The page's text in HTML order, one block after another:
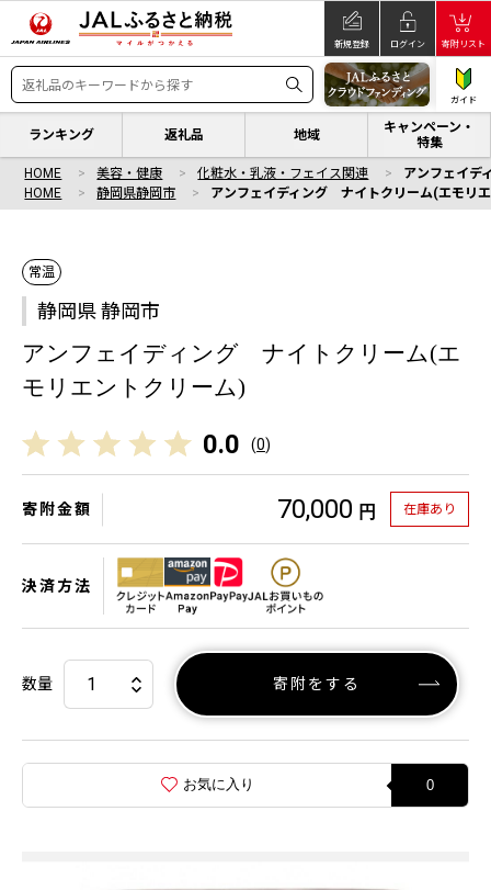
新規登録 ログイン 寄附リスト
ガイド
ランキング 返礼品 地域
キャンペーン・
特集
HOME 美容・健康 化粧水・乳液・フェイス関連
アンフェイデ
HOME
静岡県静岡市 アンフェイディング ナイトクリーム(エモリ
常温
静岡県 静岡市
アンフェイディング ナイトクリーム(エ
モリエントクリーム)
0.0 (0)
寄附金額 70,000 円 在庫あり
決済方法
数量 寄附をする
お気に入り 0